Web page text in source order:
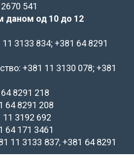
541
даном од 10 до 12
3133 834; +381 64 8291
+381 11 3130 078; +381
8291 218
64 8291 208
11 3192 692
64 171 3461
11 3133 837;+381 64 8291